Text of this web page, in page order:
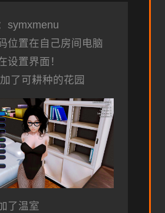
symxmenu
位置在自己房间电脑
设置界面！
了可耕种的花园
了温室